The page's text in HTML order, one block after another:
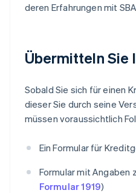
deren Erfahrungen mit
Übermitteln Sie
Sobald Sie sich für einen
dieser Sie durch seine
müssen voraussichtlich
Ein Formular für
Formular mit Angaben
Formular 1919)